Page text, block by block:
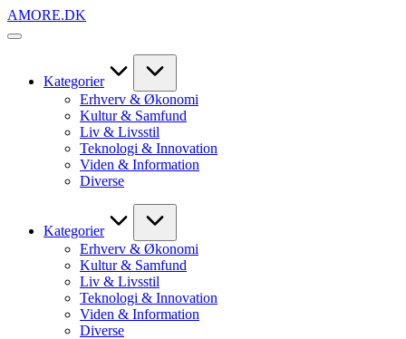
Skip
to
AMORE.DK
For
Kategorier
Erhverv & Økonomi
Kultur & Samfund
Liv & Livsstil
Teknologi & Innovation
Viden & Information
Diverse
Kategorier
Erhverv & Økonomi
Kultur & Samfund
Liv & Livsstil
Teknologi & Innovation
Viden & Information
Diverse